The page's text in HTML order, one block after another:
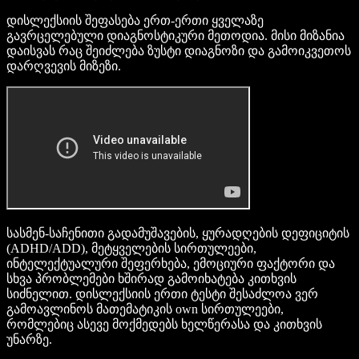
დისლექსიის შეფასება ერთ-ერთი ყველაზე
გავრცელებული დიაგნოსტიკური მეთოდია. მისი მიზანია
დაისვას რაც შეიძლება ზუსტი დიაგნოზი და გამოიკვეთოს
დარღვევის მიზეზი.
სასმენ-საჩენითი გადამუშავების, ყურადღების დეფიციტის
(ADHD/ADD), მეტყველების სირთულეები,
ინტელექტუალური შეფერხება, ემოციური ფაქტორი და
სხვა პრობლემები ხშირად გამოიხატება კითხვის
სიძნელით. დისლექსიის ერთი ტესტი შესაძლოა ვერ
გამოავლინოს მათემატიკის own სირთულეები,
რომლებიც ასევე მოქმედებს ხელწერასა და კითხვის
უნარზე.